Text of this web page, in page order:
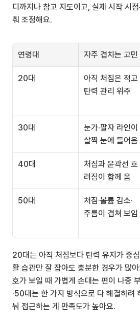
디까지나 참고 지도이고, 실제 시작 시
춰 조정해요.
연령대 자주 겹치는 고민
20대
아직 처짐은 적고
탄력 관리 위주
30대
눈가·팔자 라인이
살짝 눈에 들어옴
40대
처짐과 윤곽선 흐
려짐이 함께 옴
50대
처짐·볼륨 감소·
주름이 겹쳐 보임
20대는 아직 처짐보다 탄력 유지가 중
활 습관만 잘 잡아도 충분한 경우가 많
호가 보일 때 가볍게 손대는 편이 나중
·50대는 한 가지 방식으로 다 해결하려
눠 접근하는 게 만족도가 높아요.